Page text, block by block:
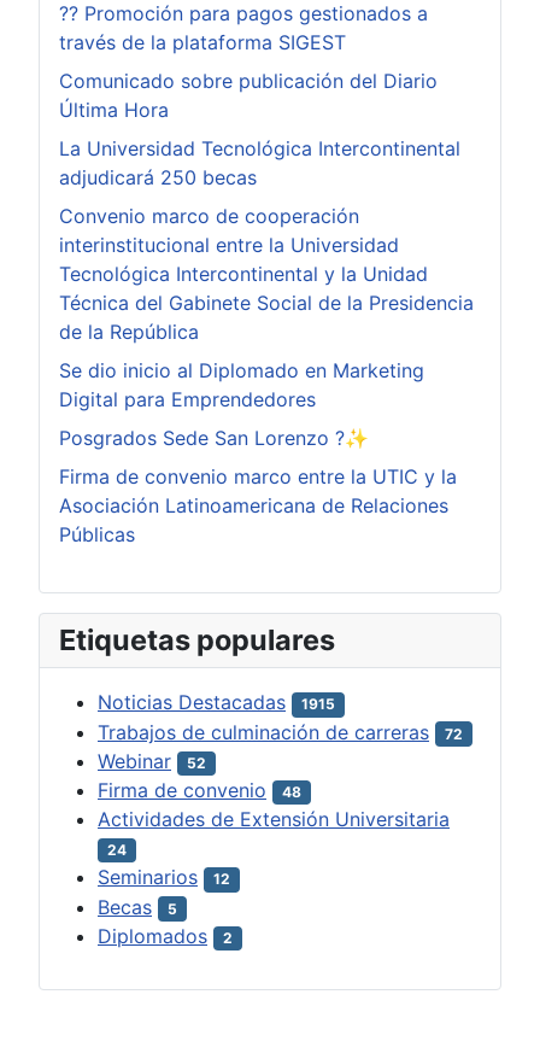
?? Promoción para pagos gestionados a
través de la plataforma SIGEST
Comunicado sobre publicación del Diario
Última Hora
La Universidad Tecnológica Intercontinental
adjudicará 250 becas
Convenio marco de cooperación
interinstitucional entre la Universidad
Tecnológica Intercontinental y la Unidad
Técnica del Gabinete Social de la Presidencia
de la República
Se dio inicio al Diplomado en Marketing
Digital para Emprendedores
Posgrados Sede San Lorenzo ?✨
Firma de convenio marco entre la UTIC y la
Asociación Latinoamericana de Relaciones
Públicas
Etiquetas populares
Noticias Destacadas 1915
Trabajos de culminación de carreras 72
Webinar 52
Firma de convenio 48
Actividades de Extensión Universitaria
24
Seminarios 12
Becas 5
Diplomados 2